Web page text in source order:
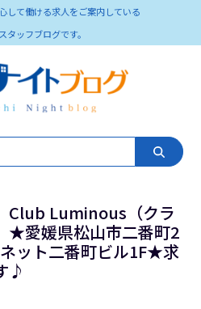
して働ける求人をご案内している
タッフブログです。
Club Luminous（クラ
愛媛県松山市二番町2
ット二番町ビル1F★求
♪